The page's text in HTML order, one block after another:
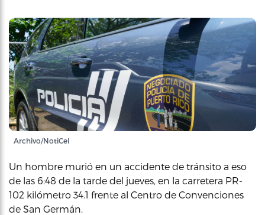
Archivo/NotiCel
Un hombre murió en un accidente de tránsito a eso
de las 6:48 de la tarde del jueves, en la carretera PR-
102 kilómetro 34.1 frente al Centro de Convenciones
de San Germán.